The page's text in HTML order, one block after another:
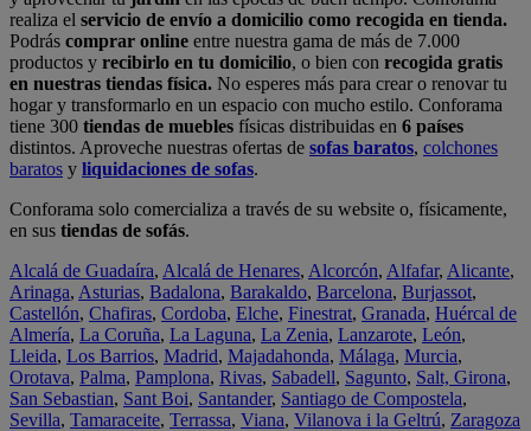
realiza el servicio de envío a domicilio como recogida en tienda.
Podrás comprar online entre nuestra gama de más de 7.000
productos y recibirlo en tu domicilio, o bien con recogida gratis
en nuestras tiendas física. No esperes más para crear o renovar tu
hogar y transformarlo en un espacio con mucho estilo. Conforama
tiene 300 tiendas de muebles físicas distribuidas en 6 países
distintos. Aproveche nuestras ofertas de sofas baratos, colchones
baratos y liquidaciones de sofas.
Conforama solo comercializa a través de su website o, físicamente,
en sus tiendas de sofás.
Alcalá de Guadaíra, Alcalá de Henares, Alcorcón, Alfafar, Alicante,
Arinaga, Asturias, Badalona, Barakaldo, Barcelona, Burjassot,
Castellón, Chafiras, Cordoba, Elche, Finestrat, Granada, Huércal de
Almería, La Coruña, La Laguna, La Zenia, Lanzarote, León,
Lleida, Los Barrios, Madrid, Majadahonda, Málaga, Murcia,
Orotava, Palma, Pamplona, Rivas, Sabadell, Sagunto, Salt, Girona,
San Sebastian, Sant Boi, Santander, Santiago de Compostela,
Sevilla, Tamaraceite, Terrassa, Viana, Vilanova i la Geltrú, Zaragoza